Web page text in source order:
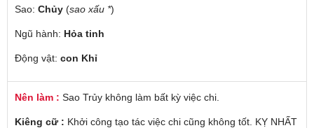
Sao: Chủy (sao xấu *)
Ngũ hành: Hỏa tinh
Động vật: con Khỉ
Nên làm : Sao Trủy không làm bất kỳ việc chi.
Kiêng cữ : Khởi công tạo tác việc chi cũng không tốt. KỴ NHẤT